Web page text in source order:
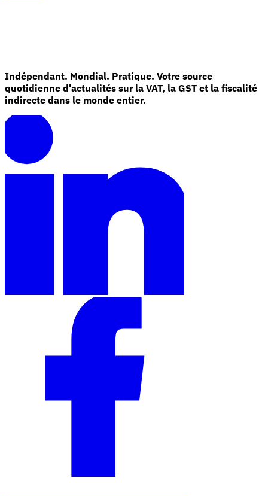
Indépendant. Mondial. Pratique. Votre source
quotidienne d'actualités sur la VAT, la GST et la fiscalité
indirecte dans le monde entier.